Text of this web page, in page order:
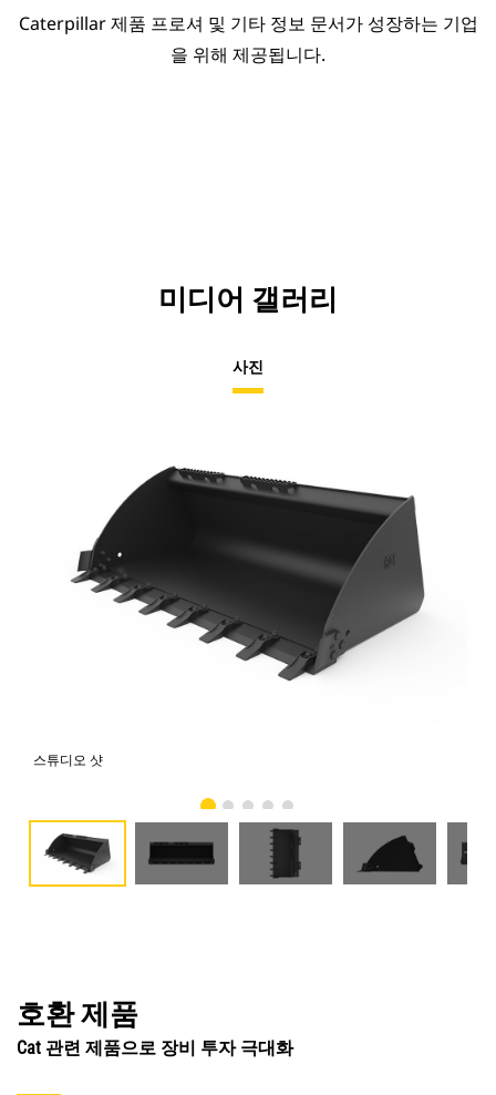
Caterpillar 제품 프로셔 및 기타 정보 문서가 성장하는 기업
을 위해 제공됩니다.
미디어 갤러리
사진
스튜디오 샷
호환 제품
Cat 관련 제품으로 장비 투자 극대화